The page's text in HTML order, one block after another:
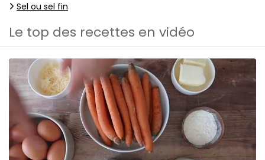
Sel ou sel fin
Le top des recettes en vidéo